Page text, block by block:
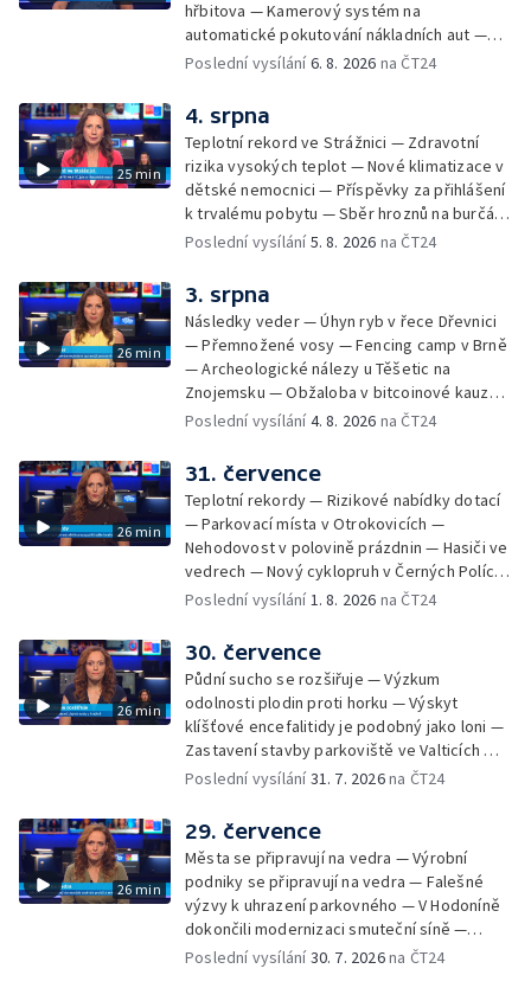
hřbitova — Kamerový systém na
automatické pokutování nákladních aut —
Demolice vyhořelé budovy ve Zlíně — Případ
stadionu na Vyškovsku — Výstraha před
bouřkami — Brno hostí Mezinárodní kytarový
festival — Očkování po kousnutí netopýrem
Poslední vysílání6. 8. 2026 na ČT24
25 min
4. srpna
Teplotní rekord ve Strážnici — Zdravotní
rizika vysokých teplot — Nové klimatizace v
dětské nemocnici — Příspěvky za přihlášení
k trvalému pobytu — Sběr hroznů na burčák
— Dokončení oprav vedení — Skončil termín
vody v obcích — Vyschlá koryta potoků —
Sdílení strážníků na Brněnsku
Poslední vysílání5. 8. 2026 na ČT24
26 min
3. srpna
Následky veder — Úhyn ryb v řece Dřevnici
— Přemnožené vosy — Fencing camp v Brně
— Archeologické nálezy u Těšetic na
Znojemsku — Obžaloba v bitcoinové kauze
— Přestavba silnice přes Bzenec na
Zašové — Letní opravy divadel — Český hlas
ve vesmíru
Poslední vysílání4. 8. 2026 na ČT24
26 min
31. července
Teplotní rekordy — Rizikové nabídky dotací
— Parkovací místa v Otrokovicích —
Nehodovost v polovině prázdnin — Hasiči ve
vedrech — Nový cyklopruh v Černých Polích
— Květinová výstava ve Věžkách
Poslední vysílání1. 8. 2026 na ČT24
26 min
30. července
Půdní sucho se rozšiřuje — Výzkum
odolnosti plodin proti horku — Výskyt
klíšťové encefalitidy je podobný jako loni —
Zastavení stavby parkoviště ve Valticích —
Spor o lokalitu lesa v Rožnově pod
organismus — Kybernetický incident na
Masarykově univerzitě — Slavnostní
vyřazení absolventů Univerzity obran —
Letní kurzy umění pro mladé — Mobilní
kurníky pomáhají na poli
Poslední vysílání31. 7. 2026na ČT24
26 min
29. července
Města se připravují na vedra — Výrobní
podniky se připravují na vedra — Falešné
výzvy k uhrazení parkovného — V Hodoníně
dokončili modernizaci smuteční síně —
Chybějící toalety u dětských hřišť —
Poslední vysílání30. 7. 2026na ČT24